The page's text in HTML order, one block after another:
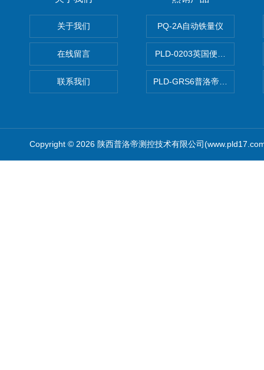
关于我们
在线留言
联系我们
PQ-2A自动铁量仪
PLD-0203英国便携式油品颗
PLD-GRS6普洛帝全自动微量
Copyright © 2026 陕西普洛帝测控技术有限公司